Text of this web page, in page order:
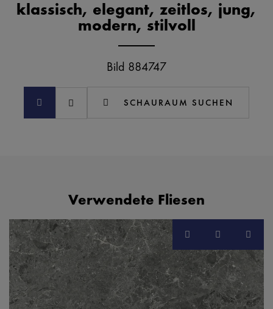
klassisch, elegant, zeitlos, jung,
modern, stilvoll
Bild 884747
SCHAURAUM SUCHEN
Verwendete Fliesen